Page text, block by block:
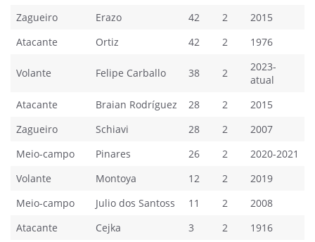
Zagueiro
Erazo 42 2
2015
Atacante
Ortiz 42 2 1976
Volante Felipe Carballo 38 2
2023-
atual
Atacante
Braian Rodríguez 28 2
2015
Zagueiro
Schiavi 28 2
2007
Meio-campo
Pinares 26 2
2020-2021
Volante
Montoya 12 2
2019
Meio-campo
Julio dos Santoss 11 2
2008
Atacante
Cejka 3 2
1916